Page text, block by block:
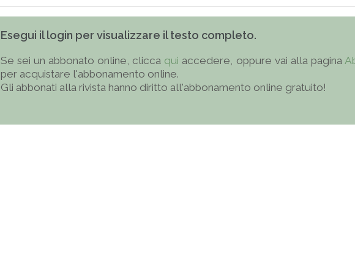
Esegui il login per visualizzare il testo completo.
Se sei un abbonato online, clicca qui accedere, oppure vai alla pagina
per acquistare l'abbonamento online.
Gli abbonati alla rivista hanno diritto all'abbonamento online gratuito!